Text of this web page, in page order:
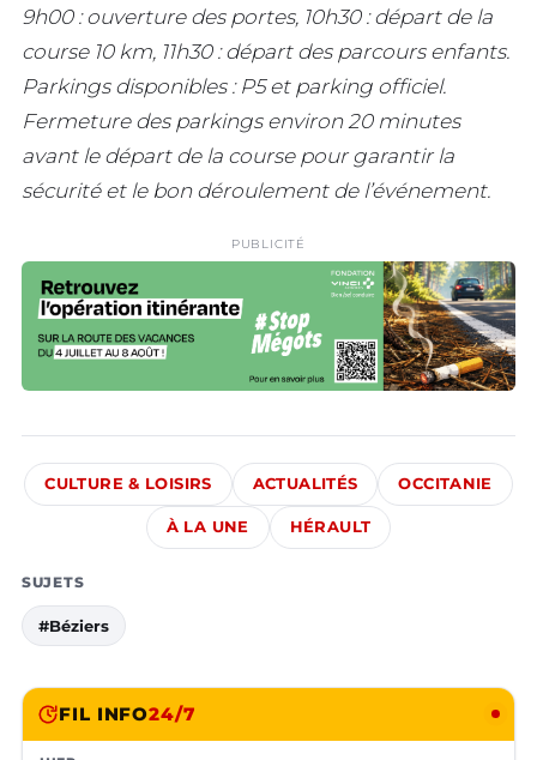
9h00 : ouverture des portes, 10h30 : départ de la
course 10 km, 11h30 : départ des parcours enfants.
Parkings disponibles : P5 et parking officiel.
Fermeture des parkings environ 20 minutes
avant le départ de la course pour garantir la
sécurité et le bon déroulement de l’événement.
PUBLICITÉ
CULTURE & LOISIRS ACTUALITÉS OCCITANIE
À LA UNE HÉRAULT
SUJETS
#Béziers
FIL INFO24/7